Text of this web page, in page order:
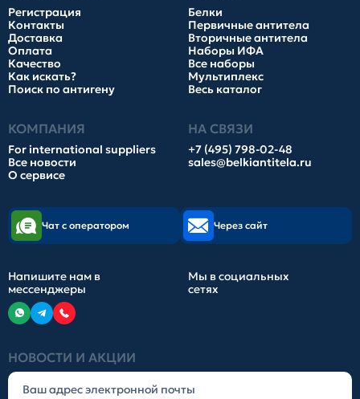
Регистрация
Контакты
Доставка
Оплата
Качество
Как искать?
Поиск по антигену
Белки
Первичные антитела
Вторичные антитела
Наборы ИФА
Все наборы
Мультиплекс
Весь каталог
КОМПАНИЯ
For international suppliers
Все новости
О сервисе
НА СВЯЗИ
+7 (495) 798-02-48
sales@belkiantitela.ru
НОВОСТИ И АКЦИИ
Чат с оператором Через сайт
Напишите нам в
мессенджеры
Мы в социальных
сетях